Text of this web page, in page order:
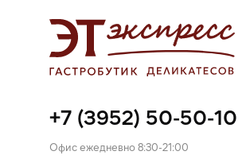
+7 (3952) 50-50-10
Офис ежедневно 8:30-21:00